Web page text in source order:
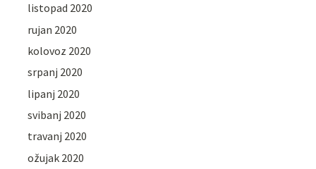
listopad 2020
rujan 2020
kolovoz 2020
srpanj 2020
lipanj 2020
svibanj 2020
travanj 2020
ožujak 2020